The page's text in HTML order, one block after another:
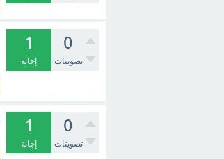
0
تصويتات
1
إجابة
0
تصويتات
1
إجابة